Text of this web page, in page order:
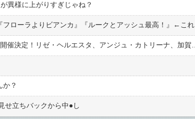
異様に上がりすぎじゃね？
フローラよりビアンカ』『ルークとアッシュ最高！』←これ
か？
せ立ちバックから中●︎し